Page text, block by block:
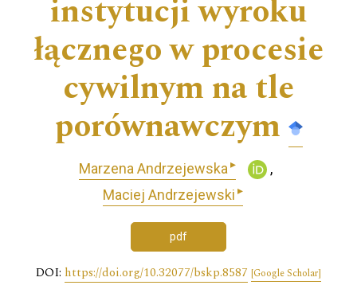
instytucji wyroku
łącznego w procesie
cywilnym na tle
porównawczym
Marzena Andrzejewska ▸
Maciej Andrzejewski ▸
pdf
DOI: https://doi.org/10.32077/bskp.8587 [Google Scholar]